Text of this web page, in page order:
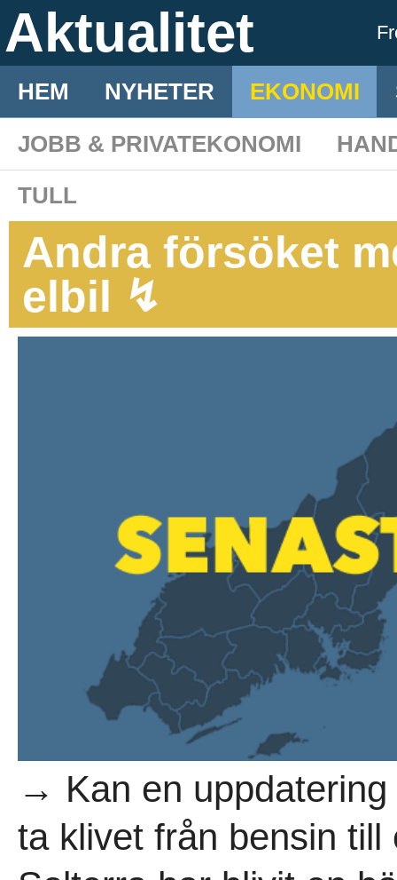
Aktualitet
HEM NYHETER EKONOMI
JOBB & PRIVATEKONOMI
TULL
Andra försöket
elbil ↯
→ Kan en
ta klivet från bensin till